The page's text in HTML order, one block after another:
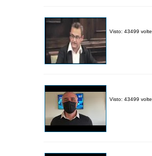
Visto: 43499 volte
Visto: 43499 volte